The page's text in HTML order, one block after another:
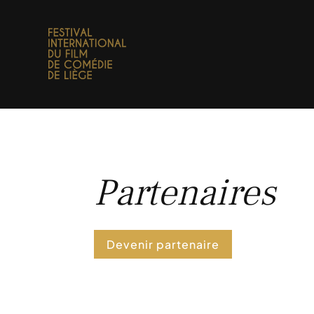
Partenaires
Devenir partenaire